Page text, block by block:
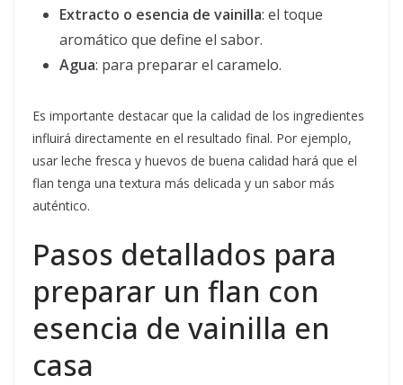
Extracto o esencia de vainilla: el toque
aromático que define el sabor.
Agua: para preparar el caramelo.
Es importante destacar que la calidad de los ingredientes
influirá directamente en el resultado final. Por ejemplo,
usar leche fresca y huevos de buena calidad hará que el
flan tenga una textura más delicada y un sabor más
auténtico.
Pasos detallados para
preparar un flan con
esencia de vainilla en
casa